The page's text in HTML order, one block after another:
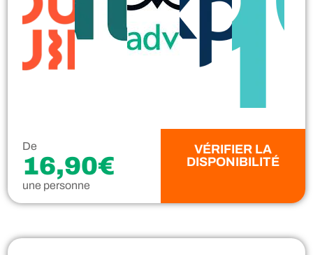
De
16,90€
une personne
VÉRIFIER LA
DISPONIBILITÉ